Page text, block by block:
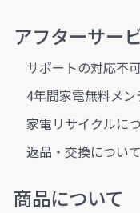
アフターサー
サポートの対応不
4年間家電無料メ
家電リサイクルに
返品・交換について
商品について